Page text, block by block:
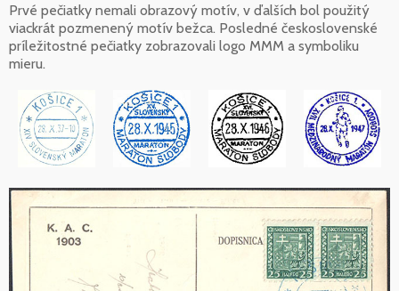
Prvé pečiatky nemali obrazový motív, v ďalších bol použitý
viackrát pozmenený motív bežca. Posledné československé
príležitostné pečiatky zobrazovali logo MMM a symboliku
mieru.